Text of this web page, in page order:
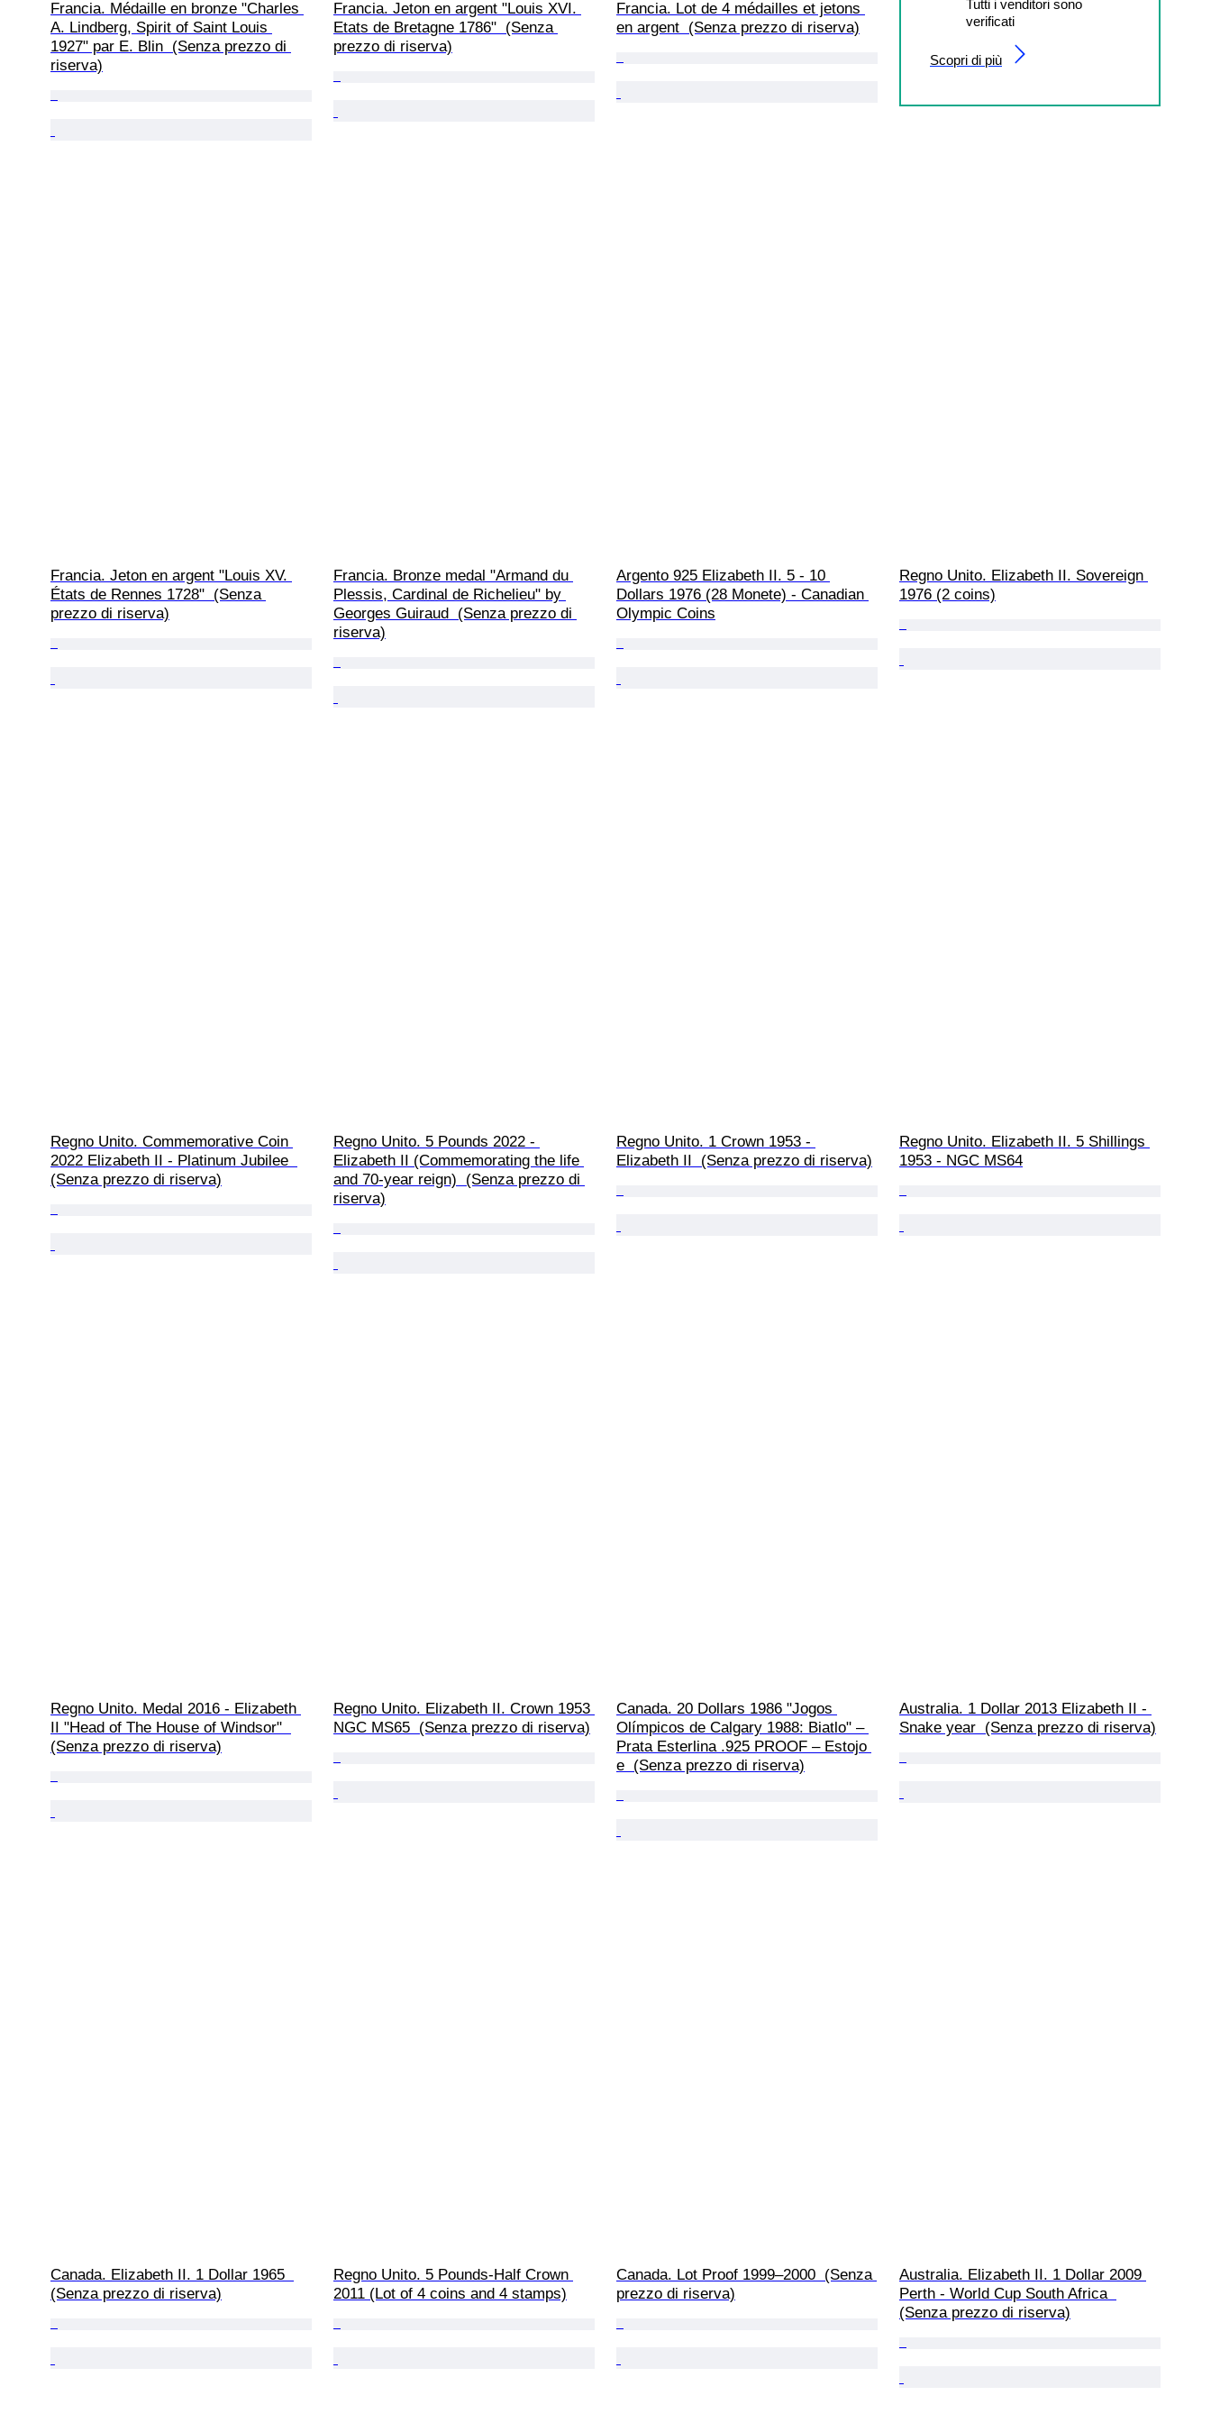
Tutti i venditori sono
verificati
Scopri di più
Francia. Médaille en bronze "Charles
A. Lindberg, Spirit of Saint Louis
1927" par E. Blin  (Senza prezzo di
riserva)
Francia. Jeton en argent "Louis XVI.
Etats de Bretagne 1786"  (Senza
prezzo di riserva)
Francia. Lot de 4 médailles et jetons
en argent  (Senza prezzo di riserva)
Francia. Jeton en argent "Louis XV.
États de Rennes 1728"  (Senza
prezzo di riserva)
Francia. Bronze medal "Armand du
Plessis, Cardinal de Richelieu" by
Georges Guiraud  (Senza prezzo di
riserva)
Argento 925 Elizabeth II. 5 - 10
Dollars 1976 (28 Monete) - Canadian
Olympic Coins
Regno Unito. Elizabeth II. Sovereign
1976 (2 coins)
Regno Unito. Commemorative Coin
2022 Elizabeth II - Platinum Jubilee
(Senza prezzo di riserva)
Regno Unito. 5 Pounds 2022 -
Elizabeth II (Commemorating the life
and 70-year reign)  (Senza prezzo di
riserva)
Regno Unito. 1 Crown 1953 -
Elizabeth II  (Senza prezzo di riserva)
Regno Unito. Elizabeth II. 5 Shillings
1953 - NGC MS64
Regno Unito. Medal 2016 - Elizabeth
II "Head of The House of Windsor"
(Senza prezzo di riserva)
Regno Unito. Elizabeth II. Crown 1953
NGC MS65  (Senza prezzo di riserva)
Canada. 20 Dollars 1986 "Jogos
Olímpicos de Calgary 1988: Biatlo" –
Prata Esterlina .925 PROOF – Estojo
e  (Senza prezzo di riserva)
Australia. 1 Dollar 2013 Elizabeth II -
Snake year  (Senza prezzo di riserva)
Canada. Elizabeth II. 1 Dollar 1965
(Senza prezzo di riserva)
Regno Unito. 5 Pounds-Half Crown
2011 (Lot of 4 coins and 4 stamps)
Canada. Lot Proof 1999–2000  (Senza
prezzo di riserva)
Australia. Elizabeth II. 1 Dollar 2009
Perth - World Cup South Africa
(Senza prezzo di riserva)